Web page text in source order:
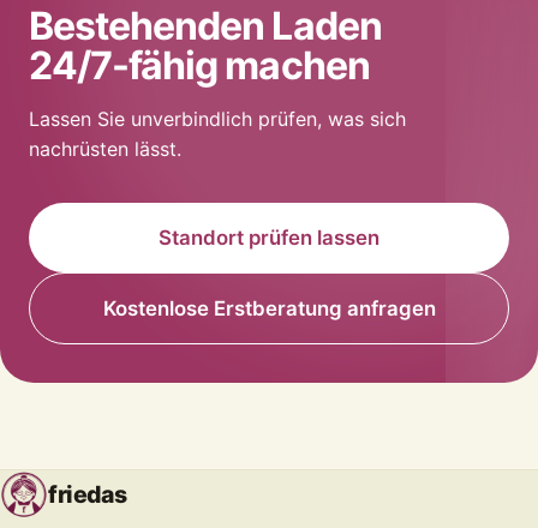
Bestehenden Laden
24/7-fähig machen
Lassen Sie unverbindlich prüfen, was sich
nachrüsten lässt.
Standort prüfen lassen
Kostenlose Erstberatung anfragen
friedas